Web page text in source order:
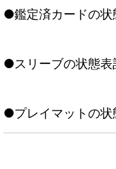
●鑑定済カードの状
●スリーブの状態表
●プレイマットの状